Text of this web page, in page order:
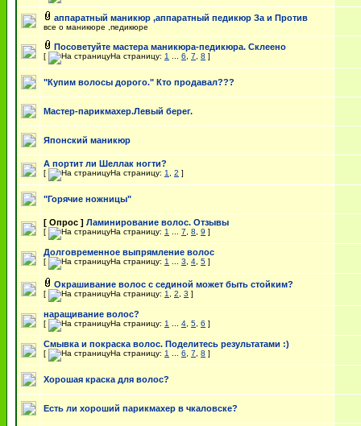
аппаратный маникюр ,аппаратный педикюр За и Против
все о маникюре ,педикюре
Посоветуйте мастера маникюра-педикюра. Склеено
[ На страницу: 1 6 7 8 ]
"Купим волосы дорого." Кто продавал???
Мастер-парикмахер.Левый берег.
Японский маникюр
А портит ли Шеллак ногти?
[ На страницу: 1 2 ]
"Горячие ножницы"
[ Опрос ] Ламинирование волос. Отзывы
[ На страницу: 1 7 8 9 ]
Долговременное выпрямление волос
[ На страницу: 1 3 4 5 ]
Окрашивание волос с сединой может быть стойким?
[ На страницу: 1 2 3 ]
наращивание волос?
[ На страницу: 1 4 5 6 ]
Смывка и покраска волос. Поделитесь результатами :)
[ На страницу: 1 6 7 8 ]
Хорошая краска для волос?
Есть ли хороший парикмахер в чкаловске?